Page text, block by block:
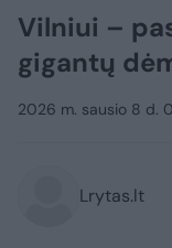
Vilniui –
gigantų
2026 m. sausio 8 d.
Lrytas.lt